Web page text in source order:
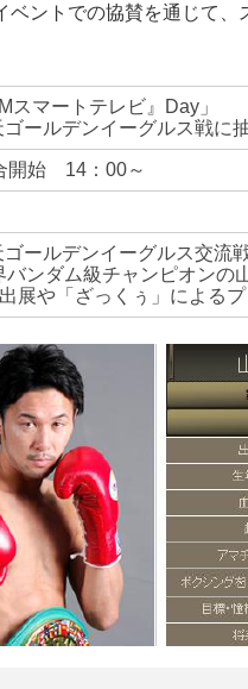
ントでの協賛を通じて
スマートテレビ』Day」
ールデンイーグルス戦に
開始 14：00～
ールデンイーグルス交
ンダム級チャンピオンの
展や「ざっくぅ」による